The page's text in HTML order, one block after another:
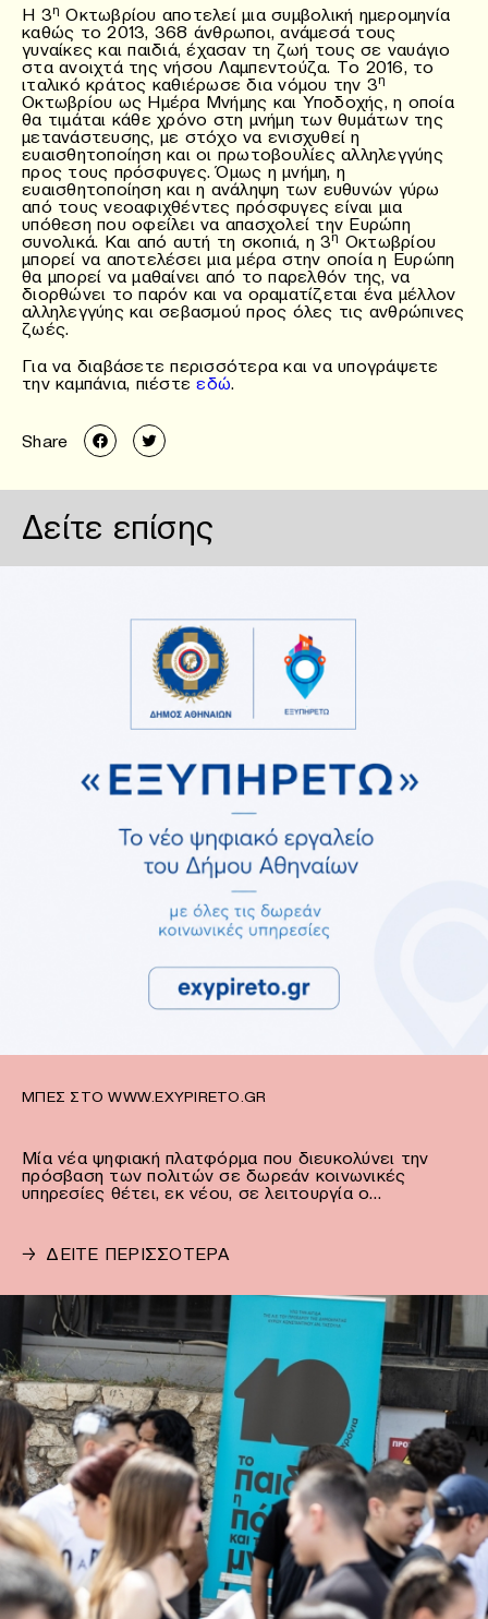
Η 3η Οκτωβρίου αποτελεί μια συμβολική ημερομηνία
καθώς το 2013, 368 άνθρωποι, ανάμεσά τους
γυναίκες και παιδιά, έχασαν τη ζωή τους σε ναυάγιο
στα ανοιχτά της νήσου Λαμπεντούζα. Το 2016, το
ιταλικό κράτος καθιέρωσε δια νόμου την 3η
Οκτωβρίου ως Ημέρα Μνήμης και Υποδοχής, η οποία
θα τιμάται κάθε χρόνο στη μνήμη των θυμάτων της
μετανάστευσης, με στόχο να ενισχυθεί η
ευαισθητοποίηση και οι πρωτοβουλίες αλληλεγγύης
προς τους πρόσφυγες. Όμως η μνήμη, η
ευαισθητοποίηση και η ανάληψη των ευθυνών γύρω
από τους νεοαφιχθέντες πρόσφυγες είναι μια
υπόθεση που οφείλει να απασχολεί την Ευρώπη
συνολικά. Και από αυτή τη σκοπιά, η 3η Οκτωβρίου
μπορεί να αποτελέσει μια μέρα στην οποία η Ευρώπη
θα μπορεί να μαθαίνει από το παρελθόν της, να
διορθώνει το παρόν και να οραματίζεται ένα μέλλον
αλληλεγγύης και σεβασμού προς όλες τις ανθρώπινες
ζωές.
Για να διαβάσετε περισσότερα και να υπογράψετε
την καμπάνια, πιέστεεδώ.
Share
Δείτε επίσης
ΜΠΕΣ ΣΤΟ WWW.EXYPIRETO.GR
Μία νέα ψηφιακή πλατφόρμα που διευκολύνει την
πρόσβαση των πολιτών σε δωρεάν κοινωνικές
υπηρεσίες θέτει, εκ νέου, σε λειτουργία ο…
→ ΔΕΙΤΕ ΠΕΡΙΣΣΟΤΕΡΑ